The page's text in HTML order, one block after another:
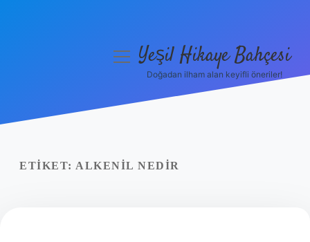
Yasal Uyarı
menüyüYeşil Hikaye Bahçesi
Doğadan ilham alan keyifli öneriler!
ETIKET: ALKENIL NEDIR